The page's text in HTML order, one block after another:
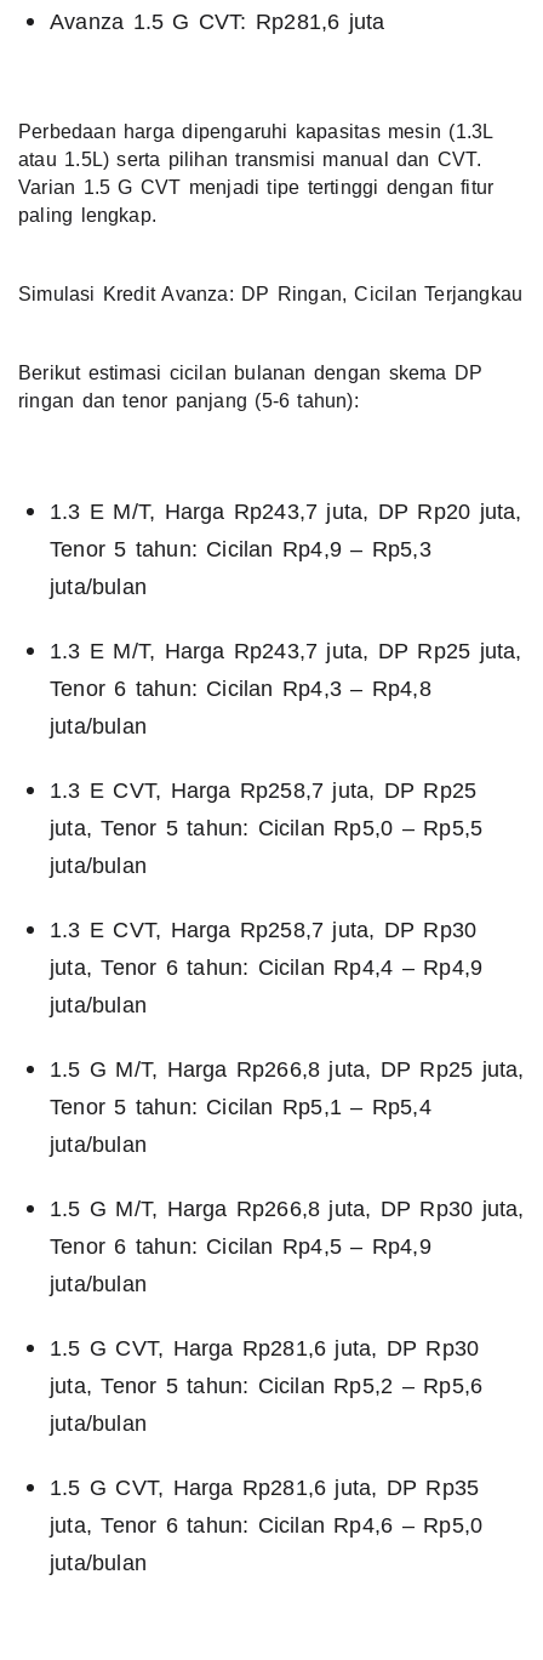
Avanza 1.5 G CVT: Rp281,6 juta
Perbedaan harga dipengaruhi kapasitas mesin (1.3L
atau 1.5L) serta pilihan transmisi manual dan CVT.
Varian 1.5 G CVT menjadi tipe tertinggi dengan fitur
paling lengkap.
Simulasi Kredit Avanza: DP Ringan, Cicilan Terjangkau
Berikut estimasi cicilan bulanan dengan skema DP
ringan dan tenor panjang (5-6 tahun):
1.3 E M/T, Harga Rp243,7 juta, DP Rp20 juta,
Tenor 5 tahun: Cicilan Rp4,9 – Rp5,3
juta/bulan
1.3 E M/T, Harga Rp243,7 juta, DP Rp25 juta,
Tenor 6 tahun: Cicilan Rp4,3 – Rp4,8
juta/bulan
1.3 E CVT, Harga Rp258,7 juta, DP Rp25
juta, Tenor 5 tahun: Cicilan Rp5,0 – Rp5,5
juta/bulan
1.3 E CVT, Harga Rp258,7 juta, DP Rp30
juta, Tenor 6 tahun: Cicilan Rp4,4 – Rp4,9
juta/bulan
1.5 G M/T, Harga Rp266,8 juta, DP Rp25 juta,
Tenor 5 tahun: Cicilan Rp5,1 – Rp5,4
juta/bulan
1.5 G M/T, Harga Rp266,8 juta, DP Rp30 juta,
Tenor 6 tahun: Cicilan Rp4,5 – Rp4,9
juta/bulan
1.5 G CVT, Harga Rp281,6 juta, DP Rp30
juta, Tenor 5 tahun: Cicilan Rp5,2 – Rp5,6
juta/bulan
1.5 G CVT, Harga Rp281,6 juta, DP Rp35
juta, Tenor 6 tahun: Cicilan Rp4,6 – Rp5,0
juta/bulan